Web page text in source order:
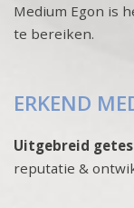
Medium Egon is
te bereiken.
ERKEND
Uitgebreid
reputatie &